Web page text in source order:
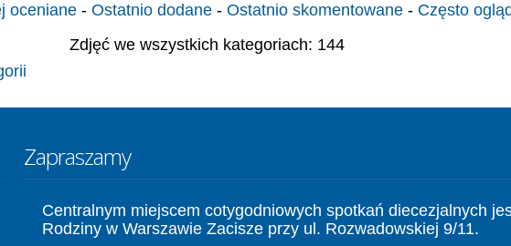
oceniane- Ostatnio dodane- Ostatnio skomentowane- Często
Zdjęć we wszystkich kategoriach: 144
Zapraszamy
Centralnym miejscem cotygodniowych spotkań diecezjalnych
Rodziny w Warszawie Zacisze przy ul. Rozwadowskiej 9/11.